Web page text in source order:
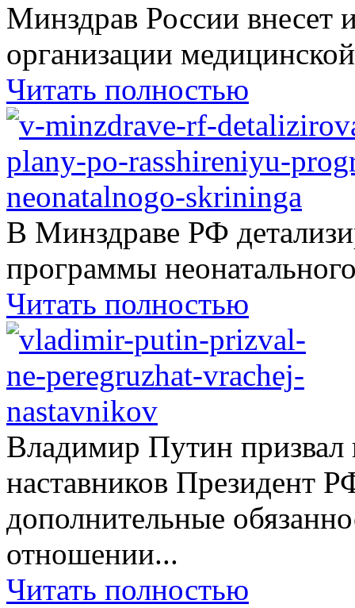
Минздрав России внесет
организации
Читать полностью
В Минздраве РФ
программы
Читать полностью
Владимир Путин призвал
наставников Президент
дополнительные
отношении...
Читать полностью